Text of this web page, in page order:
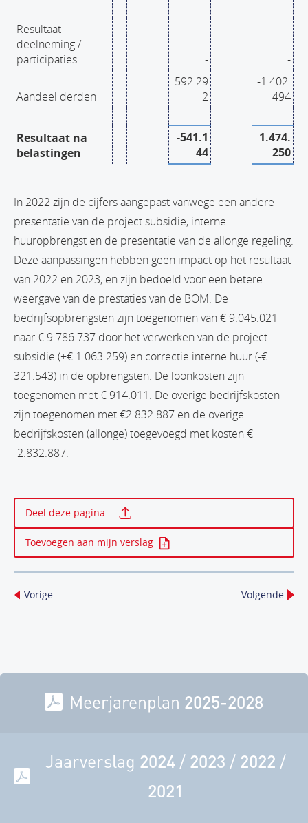
Resultaat
deelneming /
participaties
- -
Aandeel derden
592.29
2
-1.402.
494
Resultaat na
belastingen
-541.1
44
1.474.
250
In 2022 zijn de cijfers aangepast vanwege een andere
presentatie van de project subsidie, interne
huuropbrengst en de presentatie van de allonge regeling.
Deze aanpassingen hebben geen impact op het resultaat
van 2022 en 2023, en zijn bedoeld voor een betere
weergave van de prestaties van de BOM. De
bedrijfsopbrengsten zijn toegenomen van € 9.045.021
naar € 9.786.737 door het verwerken van de project
subsidie (+€ 1.063.259) en correctie interne huur (-€
321.543) in de opbrengsten. De loonkosten zijn
toegenomen met € 914.011. De overige bedrijfskosten
zijn toegenomen met €2.832.887 en de overige
bedrijfskosten (allonge) toegevoegd met kosten €
-2.832.887.
Deel deze pagina
Toevoegen aan mijn verslag
Vorige Volgende
Meerjarenplan 2025-2028
Jaarverslag 2024/ 2023 / 2022 /
2021